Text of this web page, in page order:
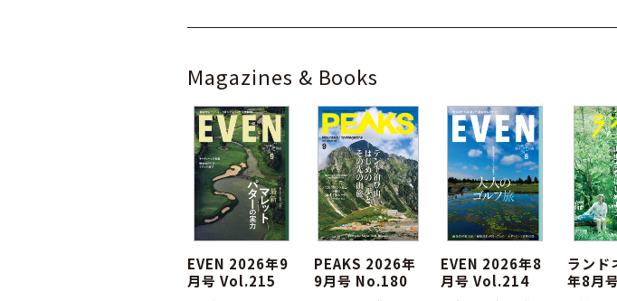
Magazines & Books
EVEN 2026年9
月号 Vol.215
PEAKS 2026年
9月号 No.180
EVEN 2026年8
月号 Vol.214
ランド
年8月